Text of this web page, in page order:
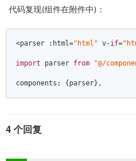
代码复现(组件在附件中)：
<parser :html="html" v-if=
import parser from "@/
4 个回复